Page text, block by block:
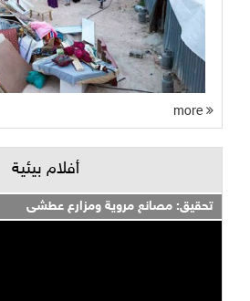
أفلام بيئية
تحقيق: مصانع مروية ومزارع عطشى